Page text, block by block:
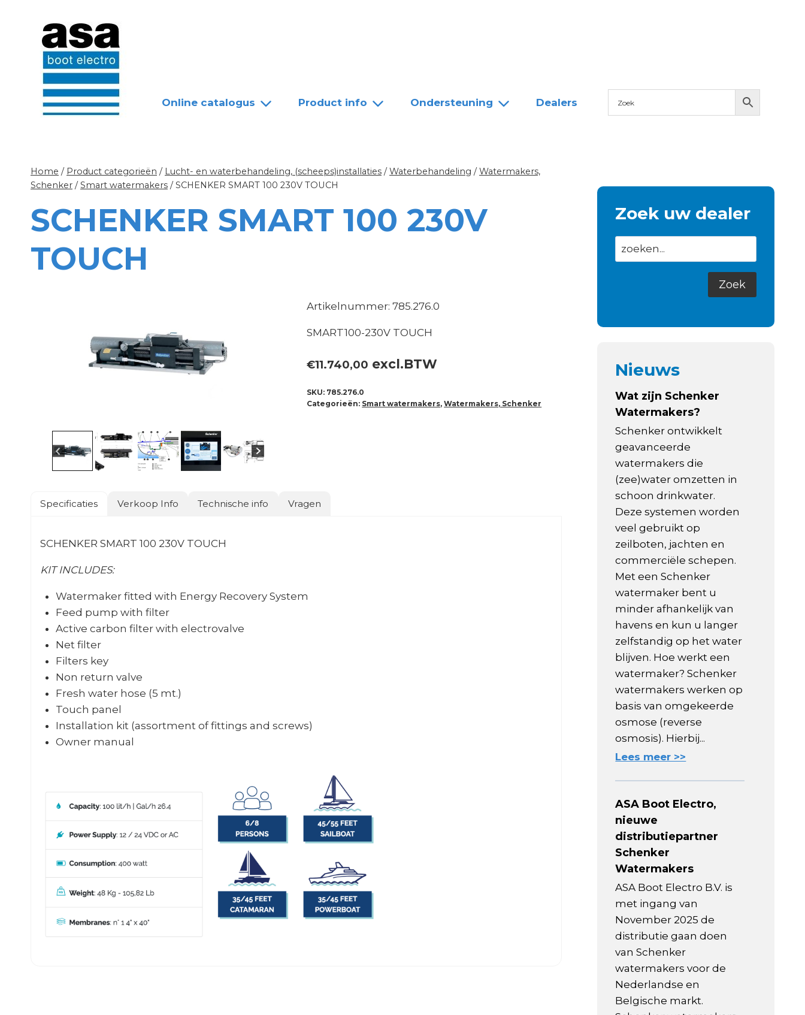
Online catalogus Product info Ondersteuning Dealers
Home / Product categorieën / Lucht- en waterbehandeling, (scheeps)installaties / Waterbehandeling / Watermakers,
Schenker / Smart watermakers / SCHENKER SMART 100 230V TOUCH
SCHENKER SMART 100 230V
TOUCH
Artikelnummer: 785.276.0
SMART100-230V TOUCH
€11.740,00 excl.BTW
SKU: 785.276.0
Categorieën: Smart watermakers,Watermakers, Schenker
Specificaties Verkoop Info Technische info Vragen
SCHENKER SMART 100 230V TOUCH
KIT INCLUDES:
Watermaker fitted with Energy Recovery System
Feed pump with filter
Active carbon filter with electrovalve
Net filter
Filters key
Non return valve
Fresh water hose (5 mt.)
Touch panel
Installation kit (assortment of fittings and screws)
Owner manual
Zoek uw dealer
Nieuws
Wat zijn Schenker
Watermakers?
Schenker ontwikkelt
geavanceerde
watermakers die
(zee)water omzetten in
schoon drinkwater.
Deze systemen worden
veel gebruikt op
zeilboten, jachten en
commerciële schepen.
Met een Schenker
watermaker bent u
minder afhankelijk van
havens en kun u langer
zelfstandig op het water
blijven. Hoe werkt een
watermaker? Schenker
watermakers werken op
basis van omgekeerde
osmose (reverse
osmosis). Hierbij...
Lees meer >>
ASA Boot Electro,
nieuwe
distributiepartner
Schenker
Watermakers
ASA Boot Electro B.V. is
met ingang van
November 2025 de
distributie gaan doen
van Schenker
watermakers voor de
Nederlandse en
Belgische markt.